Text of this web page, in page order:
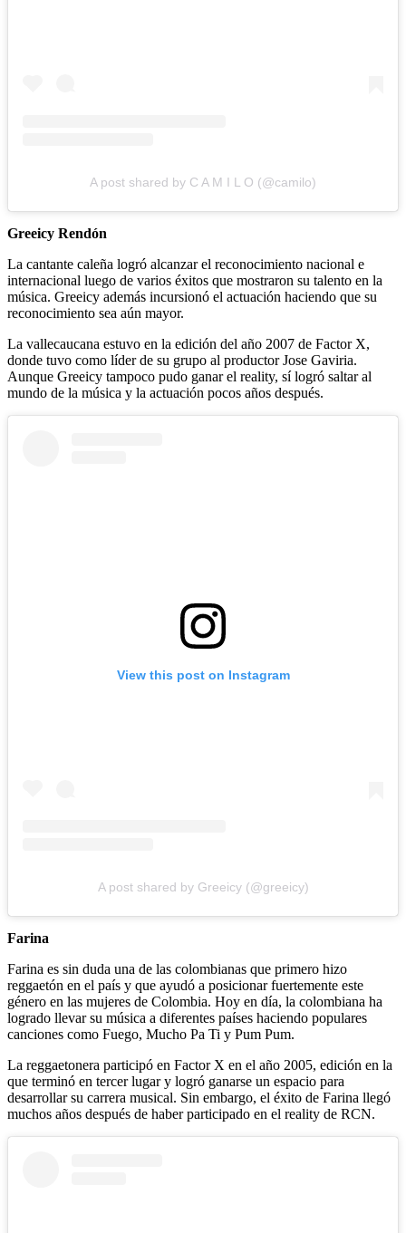
A post shared by C A M I L O (@camilo)
Greeicy Rendón
La cantante caleña logró alcanzar el reconocimiento nacional e
internacional luego de varios éxitos que mostraron su talento en la
música. Greeicy además incursionó el actuación haciendo que su
reconocimiento sea aún mayor.
La vallecaucana estuvo en la edición del año 2007 de Factor X,
donde tuvo como líder de su grupo al productor Jose Gaviria.
Aunque Greeicy tampoco pudo ganar el reality, sí logró saltar al
mundo de la música y la actuación pocos años después.
View this post on Instagram
A post shared by Greeicy (@greeicy)
Farina
Farina es sin duda una de las colombianas que primero hizo
reggaetón en el país y que ayudó a posicionar fuertemente este
género en las mujeres de Colombia. Hoy en día, la colombiana ha
logrado llevar su música a diferentes países haciendo populares
canciones como Fuego, Mucho Pa Ti y Pum Pum.
La reggaetonera participó en Factor X en el año 2005, edición en la
que terminó en tercer lugar y logró ganarse un espacio para
desarrollar su carrera musical. Sin embargo, el éxito de Farina llegó
muchos años después de haber participado en el reality de RCN.